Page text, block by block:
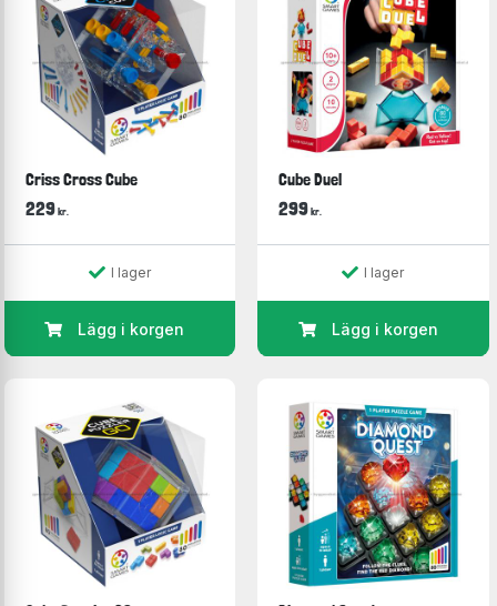
Criss Cross Cube
229 kr.
I lager
Lägg i korgen
Cube Duel
299kr.
I lager
Lägg i korgen